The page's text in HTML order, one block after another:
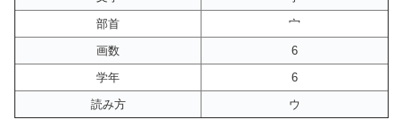
部首
宀
画数
6
学年
6
読み方
ウ